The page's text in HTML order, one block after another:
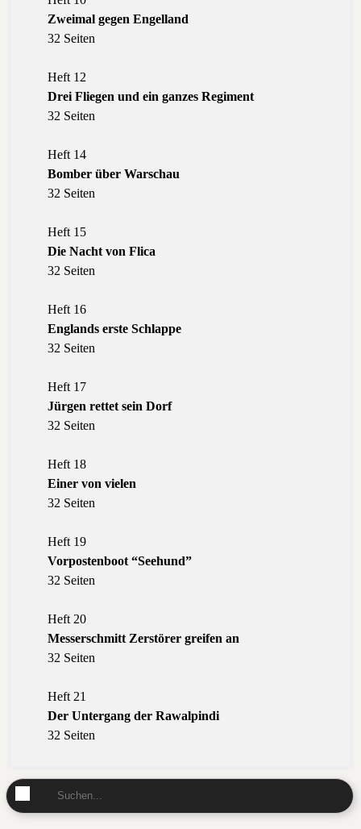
Zweimal gegen Engelland
32 Seiten
Heft 12
Drei Fliegen und ein ganzes Regiment
32 Seiten
Heft 14
Bomber über Warschau
32 Seiten
Heft 15
Die Nacht von Flica
32 Seiten
Heft 16
Englands erste Schlappe
32 Seiten
Heft 17
Jürgen rettet sein Dorf
32 Seiten
Heft 18
Einer von vielen
32 Seiten
Heft 19
Vorpostenboot “Seehund”
32 Seiten
Heft 20
Messerschmitt Zerstörer greifen an
32 Seiten
Heft 21
Der Untergang der Rawalpindi
32 Seiten